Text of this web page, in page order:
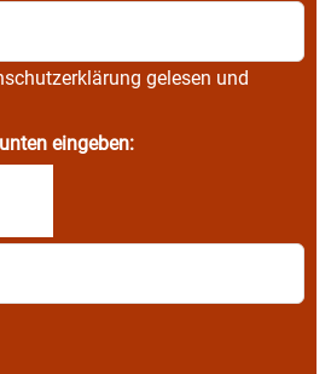
gelesen und
eingeben: